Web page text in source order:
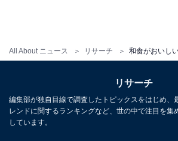
All About ニュース リサーチ
リサーチ
編集部が独自目線で調査したトピックスをはじめ、
レンドに関するランキングなど、世の中で注目を集
しています。